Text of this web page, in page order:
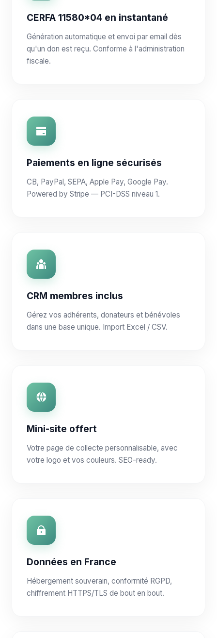
CERFA 11580*04 en instantané
Génération automatique et envoi par email dès
qu'un don est reçu. Conforme à l'administration
fiscale.
Paiements en ligne sécurisés
CB, PayPal, SEPA, Apple Pay, Google Pay.
Powered by Stripe — PCI-DSS niveau 1.
CRM membres inclus
Gérez vos adhérents, donateurs et bénévoles
dans une base unique. Import Excel / CSV.
Mini-site offert
Votre page de collecte personnalisable, avec
votre logo et vos couleurs. SEO-ready.
Données en France
Hébergement souverain, conformité RGPD,
chiffrement HTTPS/TLS de bout en bout.